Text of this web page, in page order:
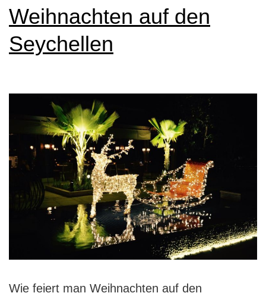
Weihnachten auf den
Seychellen
Wie feiert man Weihnachten auf den